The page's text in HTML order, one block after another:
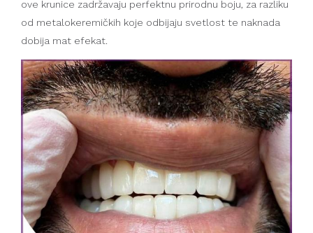
ove krunice zadržavaju perfektnu prirodnu boju, za razliku
od metalokeremičkih koje odbijaju svetlost te naknada
dobija mat efekat.